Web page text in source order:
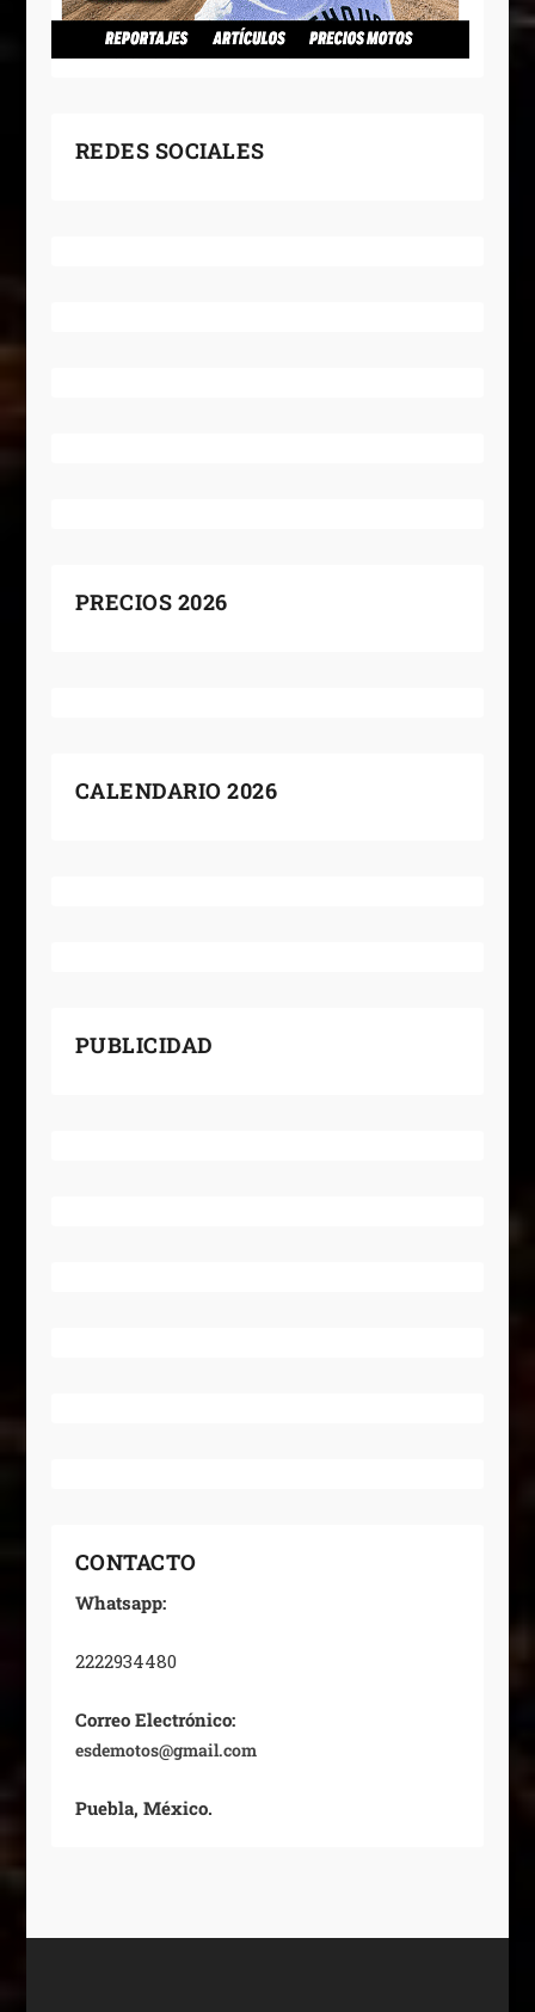
REDES SOCIALES
PRECIOS 2026
CALENDARIO 2026
PUBLICIDAD
CONTACTO
Whatsapp:
2222934480
Correo Electrónico:
esdemotos@gmail.com
Puebla, México.